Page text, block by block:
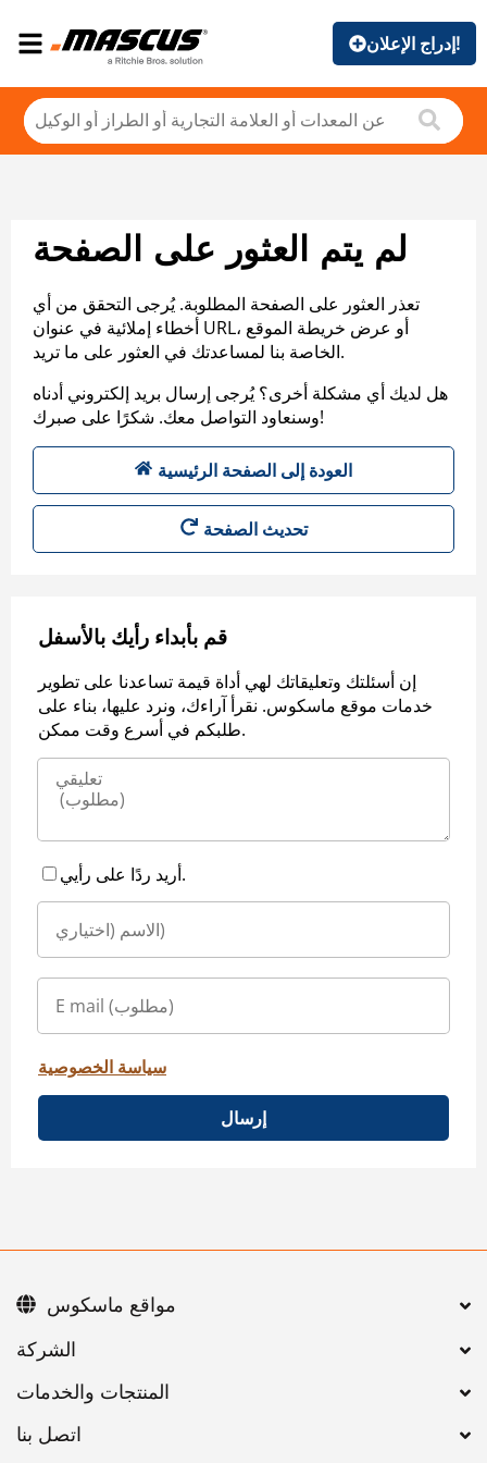
إدراج الإعلان!
لم يتم العثور على الصفحة
تعذر العثور على الصفحة المطلوبة. يُرجى التحقق من أي
أخطاء إملائية في عنوان URL، أو عرض خريطة الموقع
الخاصة بنا لمساعدتك في العثور على ما تريد.
هل لديك أي مشكلة أخرى؟ يُرجى إرسال بريد إلكتروني أدناه
وسنعاود التواصل معك. شكرًا على صبرك!
العودة إلى الصفحة الرئيسية
تحديث الصفحة
قم بأبداء رأيك بالأسفل
إن أسئلتك وتعليقاتك لهي أداة قيمة تساعدنا على تطوير
خدمات موقع ماسكوس. نقرأ آراءك، ونرد عليها، بناء على
طلبكم في أسرع وقت ممكن.
أريد ردًا على رأيي.
سياسة الخصوصية
إرسال
اتصل بنا
مواقع ماسكوس